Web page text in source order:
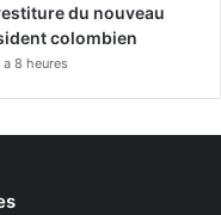
du nouveau
colombien
a 8 heures